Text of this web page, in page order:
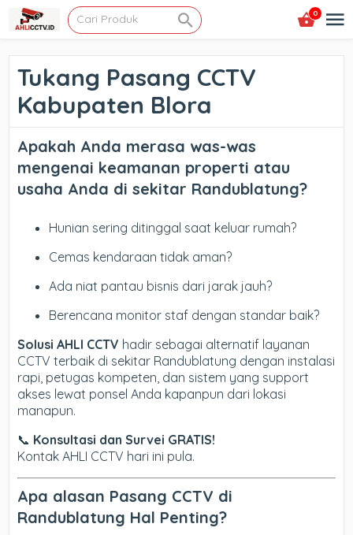
0
Tukang Pasang CCTV
Kabupaten Blora
Apakah Anda merasa was-was
mengenai keamanan properti atau
usaha Anda di sekitar Randublatung?
Hunian sering ditinggal saat keluar rumah?
Cemas kendaraan tidak aman?
Ada niat pantau bisnis dari jarak jauh?
Berencana monitor staf dengan standar baik?
Solusi AHLI CCTV hadir sebagai alternatif layanan
CCTV terbaik di sekitar Randublatung dengan instalasi
rapi, petugas kompeten, dan sistem yang support
akses lewat ponsel Anda kapanpun dari lokasi
manapun.
📞 Konsultasi dan Survei GRATIS!
Kontak AHLI CCTV hari ini pula.
Apa alasan Pasang CCTV di
Randublatung Hal Penting?